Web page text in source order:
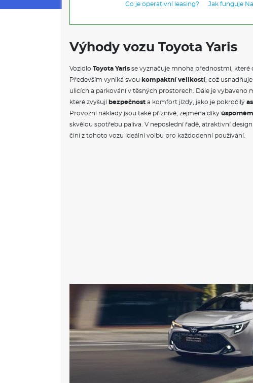
Co je operativní leasing? Jak funguje
Výhody vozu Toyota Yaris
Vozidlo Toyota Yaris se vyznačuje mnoha přednostmi, které
Především vyniká svou kompaktní velikostí , což
ulicích a parkování v těsných prostorech. Dále je vybaveno
které zvyšují bezpečnost a komfort jízdy, jako je pokročilý
Provozní náklady jsou také příznivé, zejména díky
skvělou spotřebu paliva. V neposlední řadě, atraktivní
činí z tohoto vozu ideální volbu pro každodenní používání.